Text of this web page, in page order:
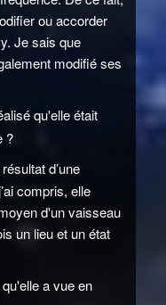
ou accorder
Je sais que
modifié ses
qu'elle était
?
d’une
compris, elle
d'un vaisseau
un lieu et un état
a vue en